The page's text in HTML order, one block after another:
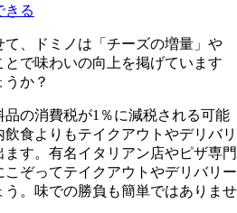
きる
、ドミノは「チーズの増量」や
とで味わいの向上を掲げています
か？
品の消費税が1％に減税される可能
食よりもテイクアウトやデリバリ
す。有名イタリアン店やピザ専門
ぞってテイクアウトやデリバリー
う。味での勝負も簡単ではありませ